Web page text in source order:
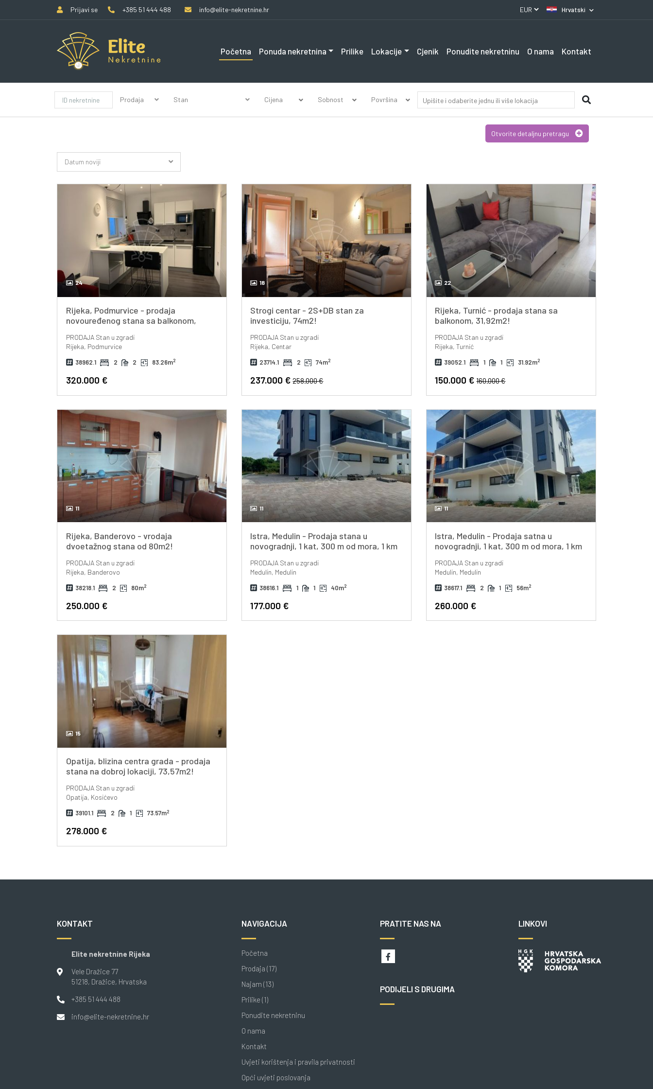
Prijavi se +385 51 444 488 info@elite-nekretnine.hr Hrvatski
Početna Ponuda nekretnina Prilike Lokacije Cjenik Ponudite nekretninu O nama Kontakt
Prodaja Stan Cijena Sobnost Površina
Otvorite detaljnu pretragu
Datum noviji
24
Rijeka, Podmurvice - prodaja
novouređenog stana sa balkonom,
PRODAJAStan u zgradi
Rijeka, Podmurvice
38962.1 2 2 83.26m2
320.000 €
18
Strogi centar - 2S+DB stan za
investiciju, 74m2!
PRODAJA Stan u zgradi
Rijeka, Centar
23714.1 2 74m2
237.000 €258.000 €
22
Rijeka, Turnić - prodaja stana sa
balkonom, 31,92m2!
PRODAJA Stan u zgradi
Rijeka, Turnić
39052.1 1 1 31.92m2
150.000 €160.000 €
11
Rijeka, Banderovo - vrodaja
dvoetažnog stana od 80m2!
PRODAJAStan u zgradi
Rijeka, Banderovo
38218.1 2 80m2
250.000 €
11
Istra, Medulin - Prodaja stana u
novogradnji, 1 kat, 300 m od mora, 1 km
PRODAJA Stan u zgradi
Medulin, Medulin
38616.1 1 1 40m2
177.000 €
11
Istra, Medulin - Prodaja satna u
novogradnji, 1 kat, 300 m od mora, 1 km
PRODAJA Stan u zgradi
Medulin, Medulin
38617.1 2 1 56m2
260.000 €
15
Opatija, blizina centra grada - prodaja
stana na dobroj lokaciji, 73,57m2!
PRODAJAStan u zgradi
Opatija, Kosićevo
39101.1 2 1 73.57m2
278.000 €
KONTAKT
Elite nekretnine Rijeka
Vele Dražice 77
51218, Dražice, Hrvatska
+385 51 444 488
info@elite-nekretnine.hr
NAVIGACIJA
Početna
Prodaja (17)
Najam (13)
Prilike (1)
Ponudite nekretninu
O nama
Kontakt
Uvjeti korištenja i pravila privatnosti
Opći uvjeti poslovanja
PRATITE NAS NA
PODIJELI S DRUGIMA
LINKOVI